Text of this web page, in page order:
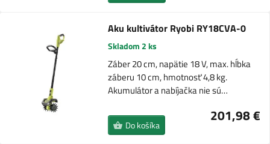
Aku kultivátor Ryobi RY18CVA-0
Skladom 2 ks
Záber 20 cm, napätie 18 V, max. hĺbka
záberu 10 cm, hmotnosť 4,8 kg.
Akumulátor a nabíjačka nie sú…
201,98 €
Do košíka